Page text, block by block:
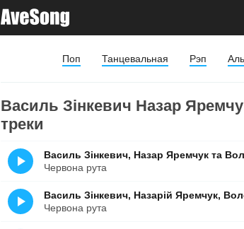
Поп Танцевальная Рэп
Василь Зінкевич Назар
треки
Василь Зінкевич, Назар Яремчук та
Червона рута
Василь Зінкевич, Назарій Яремчук,
Червона рута